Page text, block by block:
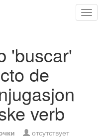
'buscar'
de
verb
отсутствует